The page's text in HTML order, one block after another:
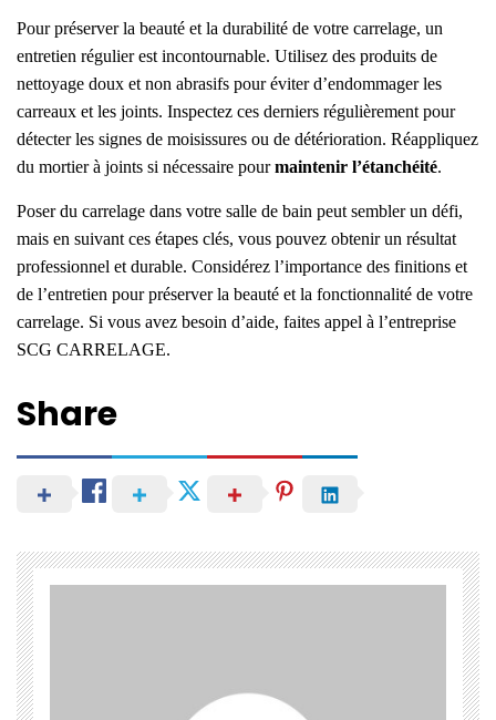
Pour préserver la beauté et la durabilité de votre carrelage, un
entretien régulier est incontournable. Utilisez des produits de
nettoyage doux et non abrasifs pour éviter d’endommager les
carreaux et les joints. Inspectez ces derniers régulièrement pour
détecter les signes de moisissures ou de détérioration. Réappliquez
du mortier à joints si nécessaire pourmaintenir l’étanchéité.
Poser du carrelage dans votre salle de bain peut sembler un défi,
mais en suivant ces étapes clés, vous pouvez obtenir un résultat
professionnel et durable. Considérez l’importance des finitions et
de l’entretien pour préserver la beauté et la fonctionnalité de votre
carrelage. Si vous avez besoin d’aide, faites appel à l’entreprise
SCG CARRELAGE.
Share